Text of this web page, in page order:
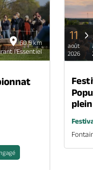
60.5 km
l'Essentiel
11
août
2026